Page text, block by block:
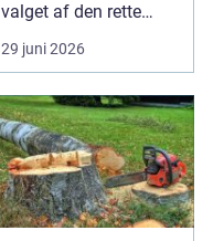
valget af den rette
industriport a...
29 juni 2026